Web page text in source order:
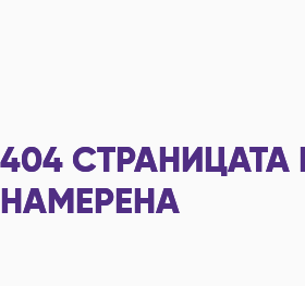
404 СТРАНИЦАТА
НАМЕРЕНА